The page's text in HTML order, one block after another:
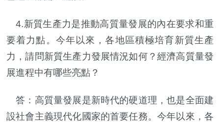
4.新質生產力是推動高質量發展的內在要求和重
要着力點。今年以來，各地區積極培育新質生產
力，請問新質生產力發展情況如何？經濟高質量發
展進程中有哪些亮點？
答：高質量發展是新時代的硬道理，也是全面建
設社會主義現代化國家的首要任務。今年以來，各